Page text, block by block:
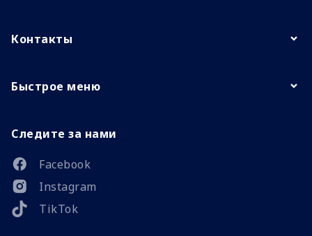
Контакты
Быстрое меню
Следите за нами
Facebook
Instagram
TikTok